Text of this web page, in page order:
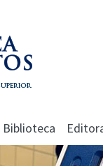
Biblioteca